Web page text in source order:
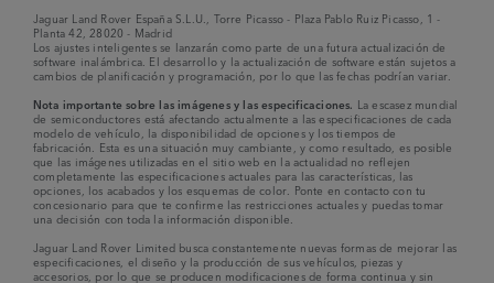
Jaguar Land Rover España S.L.U., Torre Picasso - Plaza Pablo Ruiz Picasso, 1 -
Planta 42, 28020 - Madrid
Los ajustes inteligentes se lanzarán como parte de una futura actualización de
software inalámbrica. El desarrollo y la actualización de software están sujetos a
cambios de planificación y programación, por lo que las fechas podrían variar.
Nota importante sobre las imágenes y las especificaciones. La escasez mundial
de semiconductores está afectando actualmente a las especificaciones de cada
modelo de vehículo, la disponibilidad de opciones y los tiempos de
fabricación. Esta es una situación muy cambiante, y como resultado, es posible
que las imágenes utilizadas en el sitio web en la actualidad no reflejen
completamente las especificaciones actuales para las características, las
opciones, los acabados y los esquemas de color. Ponte en contacto con tu
concesionario para que te confirme las restricciones actuales y puedas tomar
una decisión con toda la información disponible.
Jaguar Land Rover Limited busca constantemente nuevas formas de mejorar las
especificaciones, el diseño y la producción de sus vehículos, piezas y
accesorios, por lo que se producen modificaciones de forma continua y sin